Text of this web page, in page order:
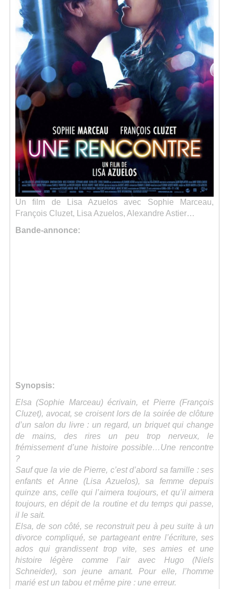
Séries
Map
Un film de Lisa Azuelos avec Sophie Marceau,
François Cluzet, Lisa Azuelos, Alexandre Astier…
Bande-annonce:
Synopsis:
Elsa (Sophie Marceau) écrivain, et Pierre (François
Cluzet), avocat, se croisent lors de la soirée de clôture
d’un salon du livre : un regard, un briquet qui change
de mains, des rires un peu trop nerveux, le
frémissement d’une histoire possible…Une rencontre
?
Sauf que la vie de Pierre, c’est d’abord sa famille : ses
enfants et Anne (Lisa Azuelos), sa femme depuis
quinze ans, celle qui l’aimera toujours, et qu’il aimera
toujours, en dépit de la routine et du temps qui passe,
il le sait.
Elsa, de son côté, se reconstruit peu à peu suite à un
divorce compliqué, se partageant entre l’écriture, ses
ados qui grandissent trop vite, ses amies et une
histoire légère comme l’air avec Hugo (Niels
Schneider), son jeune amant. Pour elle, l’homme
marié est un tabou et même pire : une erreur.